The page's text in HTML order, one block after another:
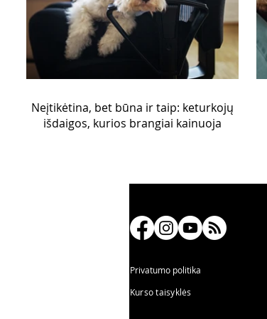
Neįtikėtina, bet būna ir taip: keturkojų
išdaigos, kurios brangiai kainuoja
Privatumo politika
Kurso taisyklės